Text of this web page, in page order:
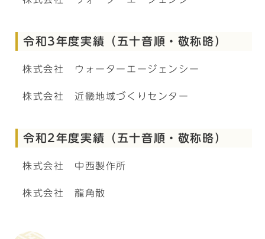
令和3年度実績（五十音順・敬称略）
株式会社 ウォーターエージェンシー
株式会社 近畿地域づくりセンター
令和2年度実績（五十音順・敬称略）
株式会社 中西製作所
株式会社 龍角散